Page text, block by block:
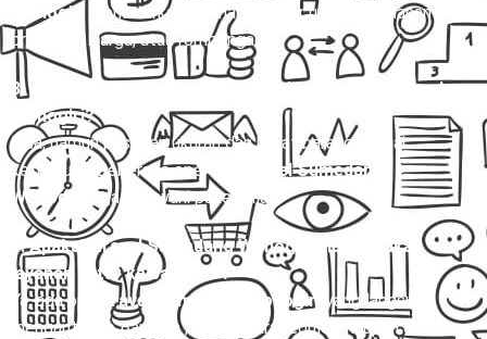
Wonogiri
menawarkan layanan charter untuk perjalanan
pribadi, keluarga, atau rombongan.
8. Apakah bisa membawa barang dalam travel Sumedang
Wonogiri?
Bisa, namun pastikan ukuran dan berat barang sesuai
ketentuan. Beberapa operator
travel Sumedang
Wonogiri
juga melayani paket kilat.
9. Apakah travel Sumedang Wonogiri menyediakan
layanan antar ke bandara ?
Ya, ada opsi
travel Sumedang Wonogiri
yang langsung
mengantar ke Bandara , baik secara reguler maupun charter.